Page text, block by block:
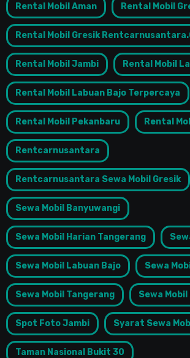
Rental Mobil Aman Rental Mobil
Rental Mobil Gresik
Rental Mobil Jambi Rental Mobil
Rental Mobil Labuan Bajo Terpercaya
Rental Mobil Pekanbaru Rental
Rentcarnusantara
Rentcarnusantara Sewa Mobil Gresik
Sewa Mobil Banyuwangi
Sewa Mobil Harian Tangerang
Sewa Mobil Labuan Bajo Sewa
Sewa Mobil Tangerang Sewa
Spot Foto Jambi Syarat Sewa
Taman Nasional Bukit 30